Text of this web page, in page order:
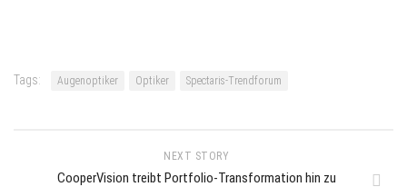
Tags: Augenoptiker Optiker Spectaris-Trendforum
NEXT STORY
CooperVision treibt Portfolio-Transformation hin zu